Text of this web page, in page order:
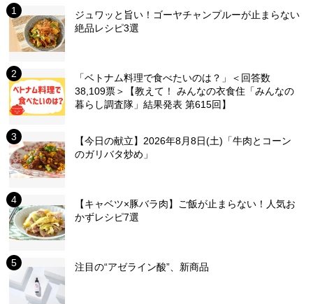
ジュワッと旨い！ゴーヤチャンプルーが止まらない
絶品レシピ3選
「ベトナム料理で食べたいのは？」＜回答数
38,109票＞【教えて！ みんなの衣食住「みんなの
暮らし調査隊」結果発表 第615回】
【今日の献立】2026年8月8日(土)「牛肉とコーン
のガリバタ炒め」
【キャベツ×豚バラ肉】ご飯が止まらない！人気お
かずレシピ7選
注目の“アゼライン酸”、新商品